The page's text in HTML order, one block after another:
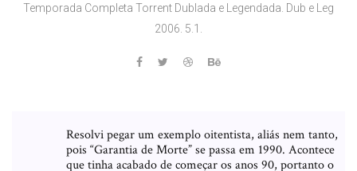
Temporada Completa Torrent Dublada e Legendada. Dub e Leg
2006. 5.1.
Resolvi pegar um exemplo oitentista, aliás nem tanto,
pois “Garantia de Morte” se passa em 1990. Acontece
que tinha acabado de começar os anos 90, portanto o